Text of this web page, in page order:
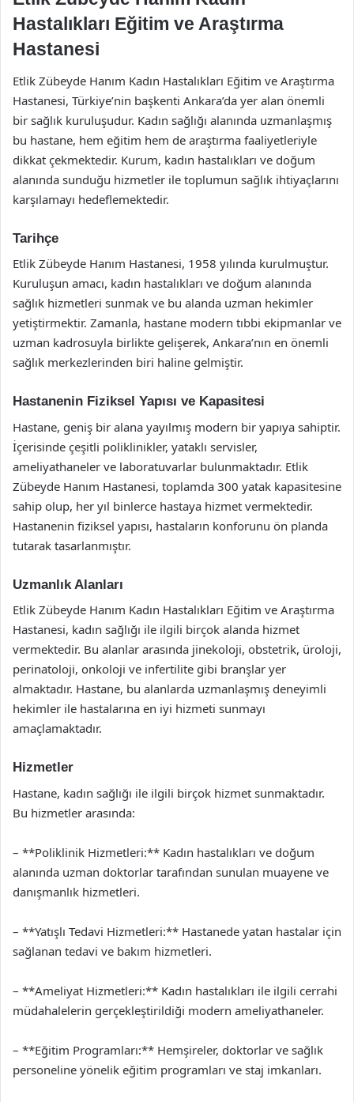
Hastalıkları Eğitim ve Araştırma
Hastanesi
Etlik Zübeyde Hanım Kadın Hastalıkları Eğitim ve Araştırma
Hastanesi, Türkiye’nin başkenti Ankara’da yer alan önemli
bir sağlık kuruluşudur. Kadın sağlığı alanında uzmanlaşmış
bu hastane, hem eğitim hem de araştırma faaliyetleriyle
dikkat çekmektedir. Kurum, kadın hastalıkları ve doğum
alanında sunduğu hizmetler ile toplumun sağlık ihtiyaçlarını
karşılamayı hedeflemektedir.
Tarihçe
Etlik Zübeyde Hanım Hastanesi, 1958 yılında kurulmuştur.
Kuruluşun amacı, kadın hastalıkları ve doğum alanında
sağlık hizmetleri sunmak ve bu alanda uzman hekimler
yetiştirmektir. Zamanla, hastane modern tıbbi ekipmanlar ve
uzman kadrosuyla birlikte gelişerek, Ankara’nın en önemli
sağlık merkezlerinden biri haline gelmiştir.
Hastanenin Fiziksel Yapısı ve Kapasitesi
Hastane, geniş bir alana yayılmış modern bir yapıya sahiptir.
İçerisinde çeşitli poliklinikler, yataklı servisler,
ameliyathaneler ve laboratuvarlar bulunmaktadır. Etlik
Zübeyde Hanım Hastanesi, toplamda 300 yatak kapasitesine
sahip olup, her yıl binlerce hastaya hizmet vermektedir.
Hastanenin fiziksel yapısı, hastaların konforunu ön planda
tutarak tasarlanmıştır.
Uzmanlık Alanları
Etlik Zübeyde Hanım Kadın Hastalıkları Eğitim ve Araştırma
Hastanesi, kadın sağlığı ile ilgili birçok alanda hizmet
vermektedir. Bu alanlar arasında jinekoloji, obstetrik, üroloji,
perinatoloji, onkoloji ve infertilite gibi branşlar yer
almaktadır. Hastane, bu alanlarda uzmanlaşmış deneyimli
hekimler ile hastalarına en iyi hizmeti sunmayı
amaçlamaktadır.
Hizmetler
Hastane, kadın sağlığı ile ilgili birçok hizmet sunmaktadır.
Bu hizmetler arasında:
– **Poliklinik Hizmetleri:** Kadın hastalıkları ve doğum
alanında uzman doktorlar tarafından sunulan muayene ve
danışmanlık hizmetleri.
– **Yatışlı Tedavi Hizmetleri:** Hastanede yatan hastalar için
sağlanan tedavi ve bakım hizmetleri.
– **Ameliyat Hizmetleri:** Kadın hastalıkları ile ilgili cerrahi
müdahalelerin gerçekleştirildiği modern ameliyathaneler.
– **Eğitim Programları:** Hemşireler, doktorlar ve sağlık
personeline yönelik eğitim programları ve staj imkanları.